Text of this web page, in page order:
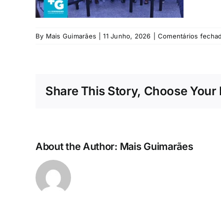
By Mais Guimarães 11 Junho, 2026 Comentários
Share This Story, Choose Your
About the Author: Mais Guimarães